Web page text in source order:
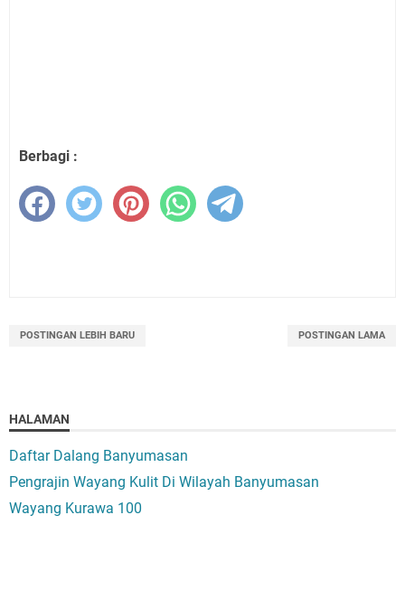
Berbagi :
POSTINGAN LEBIH BARU POSTINGAN LAMA
HALAMAN
Daftar Dalang Banyumasan
Pengrajin Wayang Kulit Di Wilayah Banyumasan
Wayang Kurawa 100